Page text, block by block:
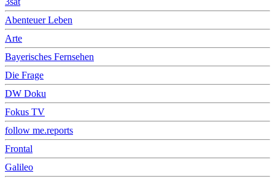
Abenteuer Leben
Arte
Bayerisches Fernsehen
Die Frage
DW Doku
Fokus TV
follow me.reports
Frontal
Galileo